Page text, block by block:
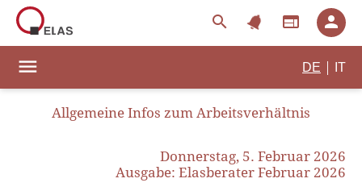
search notifications web person
menu DE IT
Allgemeine Infos zum Arbeitsverhältnis
Donnerstag, 5. Februar 2026
Ausgabe: Elasberater Februar 2026